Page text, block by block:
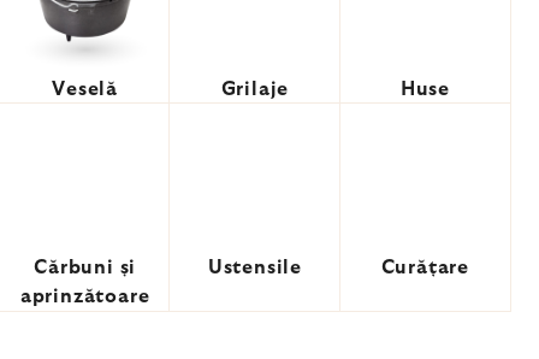
Veselă Grilaje Huse
Cărbuni și
aprinzătoare
Ustensile Curățare